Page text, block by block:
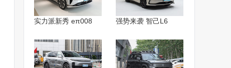
实力派新秀 eπ008 强势来袭 智己L6